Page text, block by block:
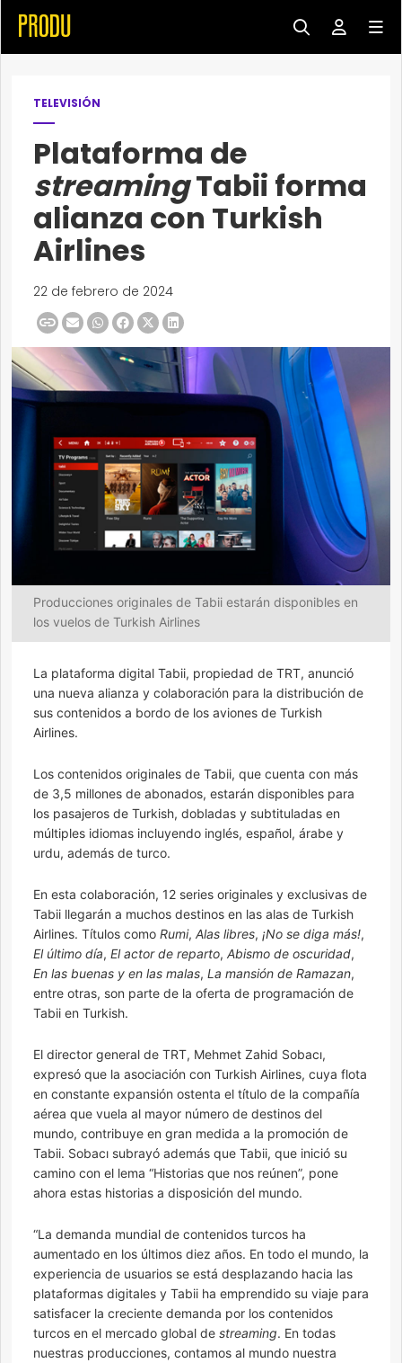
TELEVISIÓN
Plataforma de
streamingTabii forma
alianza con Turkish
Airlines
22 de febrero de 2024
Producciones originales de Tabii estarán disponibles en
los vuelos de Turkish Airlines
La plataforma digital Tabii, propiedad de TRT, anunció
una nueva alianza y colaboración para la distribución de
sus contenidos a bordo de los aviones de Turkish
Airlines.
Los contenidos originales de Tabii, que cuenta con más
de 3,5 millones de abonados, estarán disponibles para
los pasajeros de Turkish, dobladas y subtituladas en
múltiples idiomas incluyendo inglés, español, árabe y
urdu, además de turco.
En esta colaboración, 12 series originales y exclusivas de
Tabii llegarán a muchos destinos en las alas de Turkish
Airlines. Títulos como Rumi, Alas libres, ¡No se diga más!,
El último día, El actor de reparto, Abismo de oscuridad,
En las buenas y en las malas, La mansión de Ramazan,
entre otras, son parte de la oferta de programación de
Tabii en Turkish.
El director general de TRT, Mehmet Zahid Sobacı,
expresó que la asociación con Turkish Airlines, cuya flota
en constante expansión ostenta el título de la compañía
aérea que vuela al mayor número de destinos del
mundo, contribuye en gran medida a la promoción de
Tabii. Sobacı subrayó además que Tabii, que inició su
camino con el lema “Historias que nos reúnen”, pone
ahora estas historias a disposición del mundo.
“La demanda mundial de contenidos turcos ha
aumentado en los últimos diez años. En todo el mundo, la
experiencia de usuarios se está desplazando hacia las
plataformas digitales y Tabii ha emprendido su viaje para
satisfacer la creciente demanda por los contenidos
turcos en el mercado global de streaming. En todas
nuestras producciones, contamos al mundo nuestra